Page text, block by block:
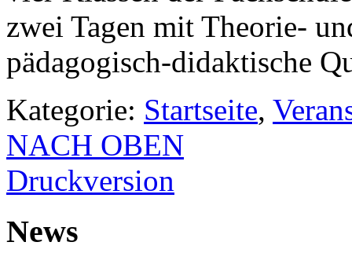
zwei Tagen mit Theorie-
pädagogisch-didaktische
Kategorie: Startseite,
NACH OBEN
Druckversion
News